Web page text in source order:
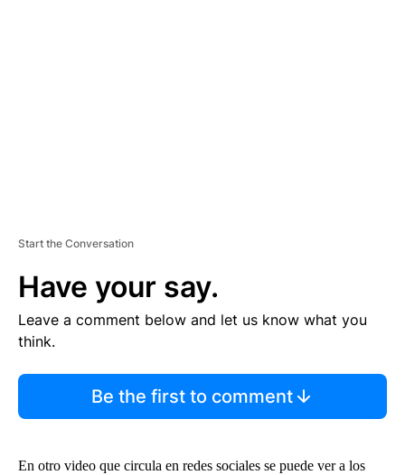
Start the Conversation
Have your say.
Leave a comment below and let us know what you
think.
Be the first to comment
En otro video que circula en redes sociales se puede ver a los